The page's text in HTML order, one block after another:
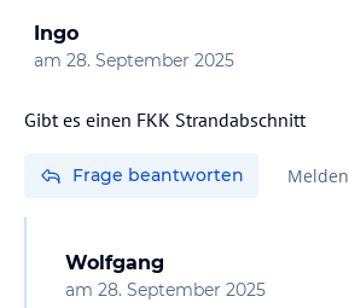
Ingo
am 28. September 2025
Gibt es einen FKK Strandabschnitt
Frage beantworten Melden
Wolfgang
am 28. September 2025